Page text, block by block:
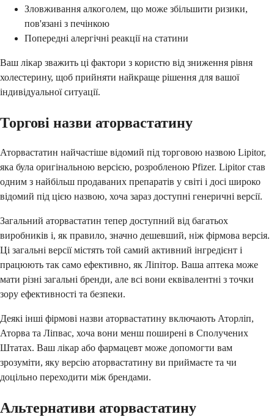
Зловживання алкоголем, що може збільшити ризики,
пов'язані з печінкою
Попередні алергічні реакції на статини
Ваш лікар зважить ці фактори з користю від зниження рівня
холестерину, щоб прийняти найкраще рішення для вашої
індивідуальної ситуації.
Торгові назви аторвастатину
Аторвастатин найчастіше відомий під торговою назвою Lipitor,
яка була оригінальною версією, розробленою Pfizer. Lipitor став
одним з найбільш продаваних препаратів у світі і досі широко
відомий під цією назвою, хоча зараз доступні генеричні версії.
Загальний аторвастатин тепер доступний від багатьох
виробників і, як правило, значно дешевший, ніж фірмова версія.
Ці загальні версії містять той самий активний інгредієнт і
працюють так само ефективно, як Ліпітор. Ваша аптека може
мати різні загальні бренди, але всі вони еквівалентні з точки
зору ефективності та безпеки.
Деякі інші фірмові назви аторвастатину включають Аторліп,
Аторва та Ліпвас, хоча вони менш поширені в Сполучених
Штатах. Ваш лікар або фармацевт може допомогти вам
зрозуміти, яку версію аторвастатину ви приймаєте та чи
доцільно переходити між брендами.
Альтернативи аторвастатину